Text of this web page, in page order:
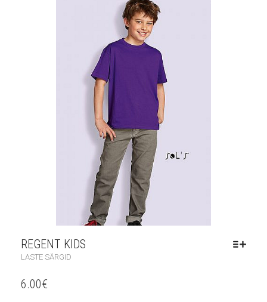
REGENT KIDS
LASTE SÄRGID
6.00€